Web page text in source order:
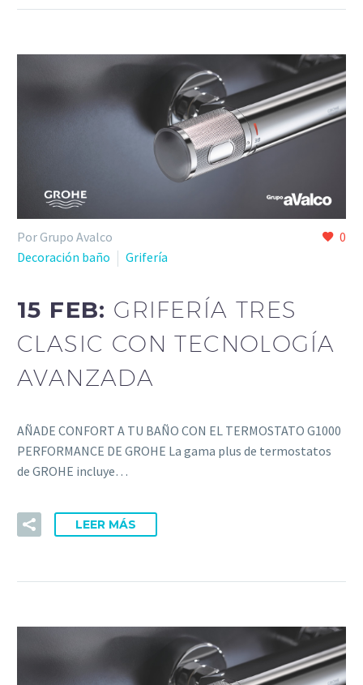
0
Por Grupo Avalco
Decoración baño
Grifería
15 FEB: GRIFERÍA TRES
CLASIC CON TECNOLOGÍA
AVANZADA
AÑADE CONFORT A TU BAÑO CON EL TERMOSTATO G1000
PERFORMANCE DE GROHE La gama plus de termostatos
de GROHE incluye…
LEER MÁS